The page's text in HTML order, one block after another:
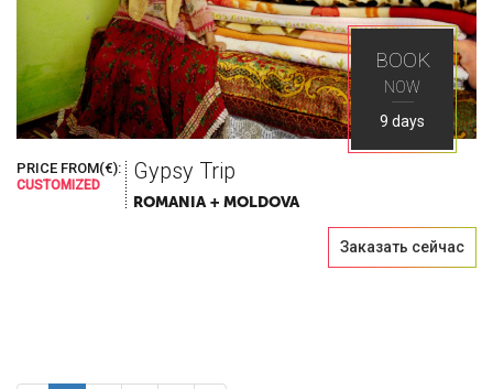
BOOK
NOW
9 days
PRICE FROM(€):
CUSTOMIZED
Gypsy Trip
ROMANIA + MOLDOVA
Заказать сейчас